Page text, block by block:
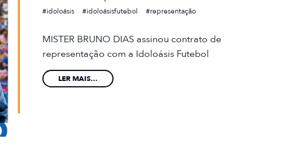
idoloásis
idoloásisfutebol representação
MISTER BRUNO DIAS assinou contrato de
representação com a Idoloásis Futebol
LER MAIS...